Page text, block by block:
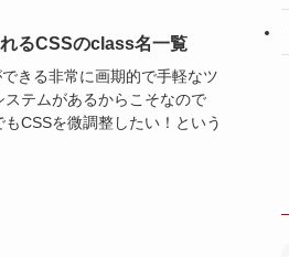
るCSSのclass名一覧
きる非常に画期的で手軽なツ
テムがあるからこそなので
CSSを微調整したい！という